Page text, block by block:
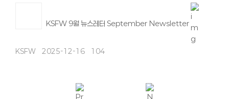
KSFW 9월 뉴스레터 September Newsletter
KSFW 2025-12-16 104